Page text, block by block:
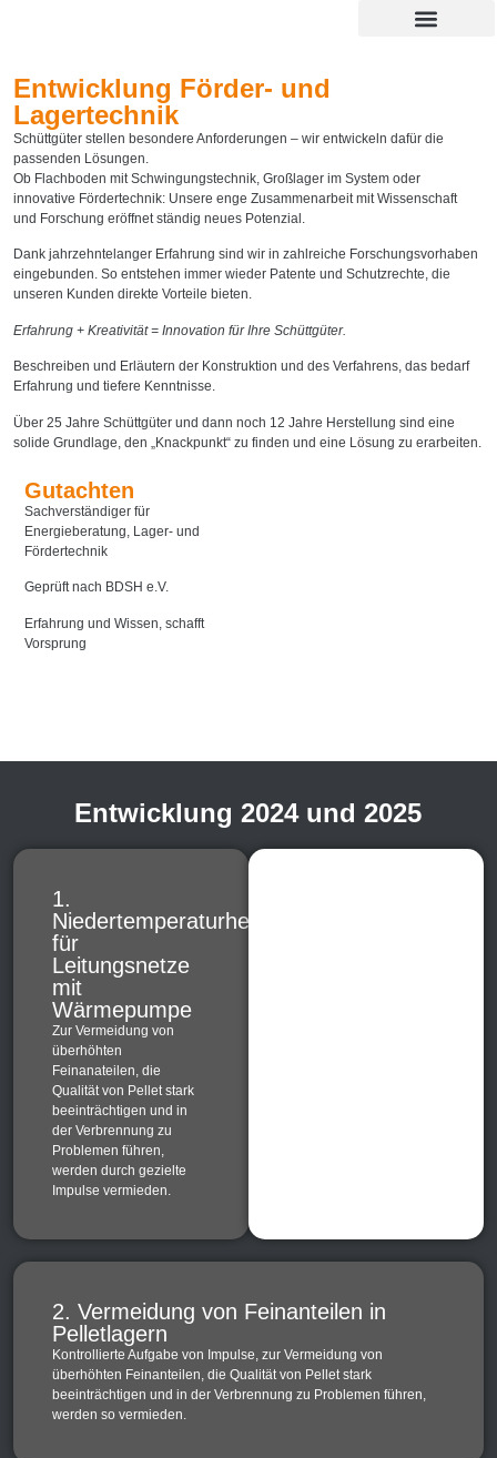
Entwicklung Förder- und
Lagertechnik
Schüttgüter stellen besondere Anforderungen – wir entwickeln dafür die
passenden Lösungen.
Ob Flachboden mit Schwingungstechnik, Großlager im System oder
innovative Fördertechnik: Unsere enge Zusammenarbeit mit Wissenschaft
und Forschung eröffnet ständig neues Potenzial.
Dank jahrzehntelanger Erfahrung sind wir in zahlreiche Forschungsvorhaben
eingebunden. So entstehen immer wieder Patente und Schutzrechte, die
unseren Kunden direkte Vorteile bieten.
Erfahrung + Kreativität = Innovation für Ihre Schüttgüter.
Beschreiben und Erläutern der Konstruktion und des Verfahrens, das bedarf
Erfahrung und tiefere Kenntnisse.
Über 25 Jahre Schüttgüter und dann noch 12 Jahre Herstellung sind eine
solide Grundlage, den „Knackpunkt“ zu finden und eine Lösung zu erarbeiten.
Gutachten
Sachverständiger für
Energieberatung, Lager- und
Fördertechnik
Geprüft nach BDSH e.V.
Erfahrung und Wissen, schafft
Vorsprung
Entwicklung 2024 und 2025
1.
Niedertemperaturheizkörper
für
Leitungsnetze
mit
Wärmepumpe
Zur Vermeidung von
überhöhten
Feinanateilen, die
Qualität von Pellet stark
beeinträchtigen und in
der Verbrennung zu
Problemen führen,
werden durch gezielte
Impulse vermieden.
2. Vermeidung von Feinanteilen in
Pelletlagern
Kontrollierte Aufgabe von Impulse, zur Vermeidung von
überhöhten Feinanteilen, die Qualität von Pellet stark
beeinträchtigen und in der Verbrennung zu Problemen führen,
werden so vermieden.